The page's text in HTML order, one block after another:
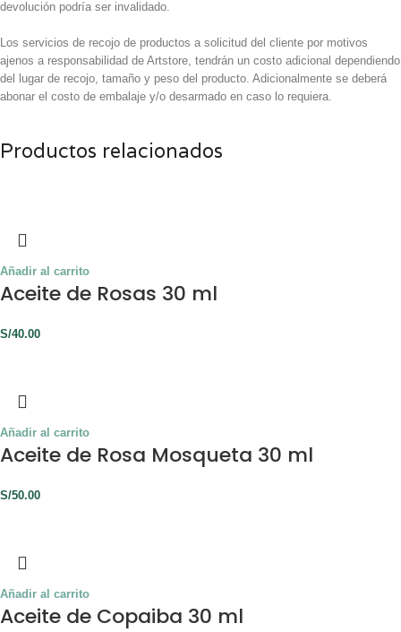
devolución podría ser invalidado.
Los servicios de recojo de productos a solicitud del cliente por motivos
ajenos a responsabilidad de Artstore, tendrán un costo adicional dependiendo
del lugar de recojo, tamaño y peso del producto. Adicionalmente se deberá
abonar el costo de embalaje y/o desarmado en caso lo requiera.
Productos relacionados
Añadir al carrito
Aceite de Rosas 30 ml
S/40.00
Añadir al carrito
Aceite de Rosa Mosqueta 30 ml
S/50.00
Añadir al carrito
Aceite de Copaiba 30 ml